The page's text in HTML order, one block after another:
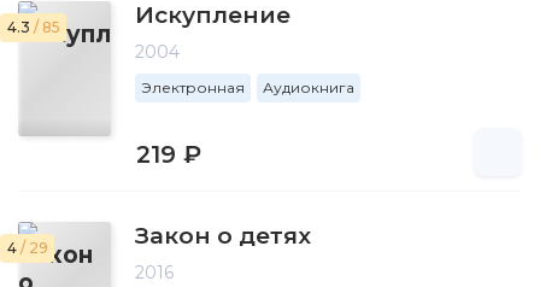
4.3 / 85 Искупление
2004
Электронная Аудиокнига
219 ₽
4 / 29 Закон о детях
2016